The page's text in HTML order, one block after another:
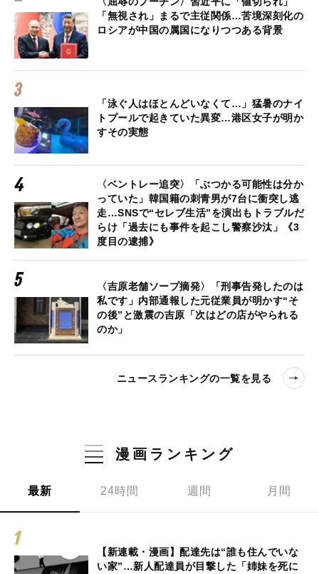
「無視され」まるで主従関係…苦境深刻化の
ロシアが中国の属国になりつつある背景
「泳ぐ人はほとんどいなくて…」猛暑のナイ
トプールで起きていた異変…港区女子が明か
すその実態
〈ベントレー追突〉「ぶつかる可能性は分か
っていた」韓国籍の刺青男が7台に衝突し逃
走…SNSで“セレブ生活”を演出もトラブルだ
らけ「過去にも事件を起こし警察沙汰」《3
度目の逮捕》
〈吉原老舗ソープ摘発〉「刑事告発したのは
私です」内部通報した元従業員が明かす“そ
の後”と激震の吉原「次はどの店がやられる
のか」
ニュースランキングの一覧を見る
漫画ランキング
最新 24時間 週間 月間
【新連載・漫画】配達先は“誰も住んでいな
い家”…新人配達員が目撃した「姉妹を死に